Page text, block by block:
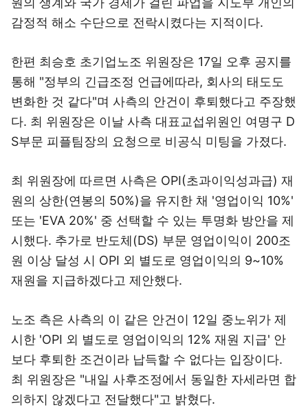
감정적 해소 수단으로 전락시켰다는 지적이다.
한편 최승호 초기업노조 위원장은 17일 오후 공지를
통해 "정부의 긴급조정 언급에따라, 회사의 태도도
변화한 것 같다"며 사측의 안건이 후퇴했다고 주장했
다. 최 위원장은 이날 사측 대표교섭위원인 여명구 D
S부문 피플팀장의 요청으로 비공식 미팅을 가졌다.
최 위원장에 따르면 사측은 OPI(초과이익성과급) 재
원의 상한(연봉의 50%)을 유지한 채 '영업이익 10%'
또는 'EVA 20%' 중 선택할 수 있는 투명화 방안을 제
시했다. 추가로 반도체(DS) 부문 영업이익이 200조
원 이상 달성 시 OPI 외 별도로 영업이익의 9~10%
재원을 지급하겠다고 제안했다.
노조 측은 사측의 이 같은 안건이 12일 중노위가 제
시한 'OPI 외 별도로 영업이익의 12% 재원 지급' 안
보다 후퇴한 조건이라 납득할 수 없다는 입장이다.
최 위원장은 "내일 사후조정에서 동일한 자세라면 합
의하지 않겠다고 전달했다"고 밝혔다.